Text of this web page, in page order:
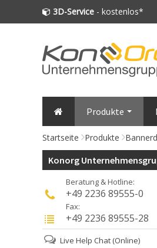
3D-Service - kostenlos*
Produkte
Startseite Produkte
Konorg
Beratung & Hotline:
+49 2236 89555-0
Fax:
+49 2236 89555-28
Live Help Chat (Online)